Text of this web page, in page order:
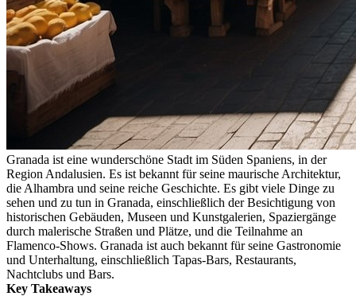
Granada ist eine wunderschöne Stadt im Süden Spaniens, in der
Region Andalusien. Es ist bekannt für seine maurische Architektur,
die Alhambra und seine reiche Geschichte. Es gibt viele Dinge zu
sehen und zu tun in Granada, einschließlich der Besichtigung von
historischen Gebäuden, Museen und Kunstgalerien, Spaziergänge
durch malerische Straßen und Plätze, und die Teilnahme an
Flamenco-Shows. Granada ist auch bekannt für seine Gastronomie
und Unterhaltung, einschließlich Tapas-Bars, Restaurants,
Nachtclubs und Bars.
Key Takeaways